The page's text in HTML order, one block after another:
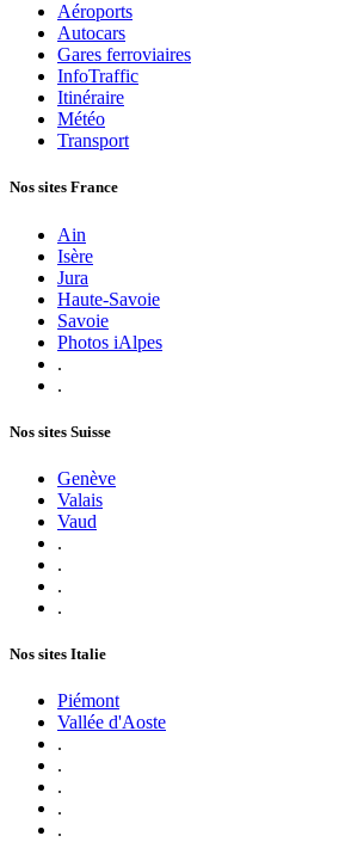
Aéroports
Autocars
Gares ferroviaires
InfoTraffic
Itinéraire
Météo
Transport
Nos sites France
Ain
Isère
Jura
Haute-Savoie
Savoie
Photos iAlpes
.
.
Nos sites Suisse
Genève
Valais
Vaud
.
.
.
.
Nos sites Italie
Piémont
Vallée d'Aoste
.
.
.
.
.